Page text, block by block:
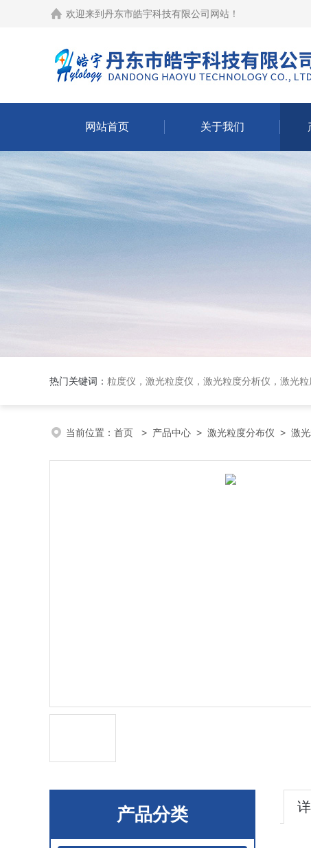
欢迎来到 丹东市皓宇科技有限公司网站 ！
网站首页 关于我们
热门关键词： 粒度仪，激光粒度仪，激光粒度分析仪，激光粒度分布仪；全自动激光
当前位置： 首页 > 产品中心 > 激光粒度分布仪 > 激
产品分类